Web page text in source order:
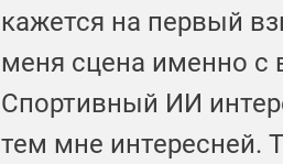
кажется на первый
меня сцена именно с
Спортивный ИИ
тем мне интересней.